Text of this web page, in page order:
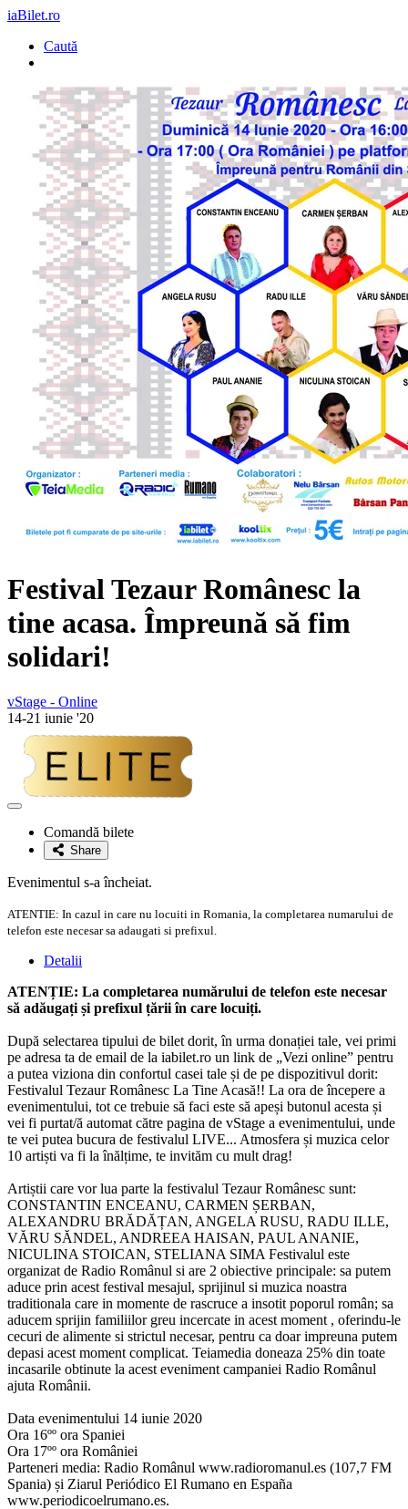
iaBilet.ro
Caută
Festival Tezaur Românesc la
tine acasa. Împreună să fim
solidari!
vStage - Online
14-21 iunie '20
Adaugă
favoriteComandă bilete
Share
Evenimentul s-a încheiat.
ATENTIE: In cazul in care nu locuiti in Romania, la completarea numarului de
telefon este necesar sa adaugati si prefixul.
Detalii
ATENȚIE: La completarea numărului de telefon este necesar
să adăugați și prefixul țării în care locuiți.
După selectarea tipului de bilet dorit, în urma donației tale, vei primi
pe adresa ta de email de la iabilet.ro un link de „Vezi online” pentru
a putea viziona din confortul casei tale și de pe dispozitivul dorit:
Festivalul Tezaur Românesc La Tine Acasă!! La ora de începere a
evenimentului, tot ce trebuie să faci este să apeși butonul acesta și
vei fi purtat/ă automat către pagina de vStage a evenimentului, unde
te vei putea bucura de festivalul LIVE... Atmosfera și muzica celor
10 artiști va fi la înălțime, te invităm cu mult drag!
Artiștii care vor lua parte la festivalul Tezaur Românesc sunt:
CONSTANTIN ENCEANU, CARMEN ȘERBAN,
ALEXANDRU BRĂDĂȚAN, ANGELA RUSU, RADU ILLE,
VĂRU SĂNDEL, ANDREEA HAISAN, PAUL ANANIE,
NICULINA STOICAN, STELIANA SIMA Festivalul este
organizat de Radio Românul si are 2 obiective principale: sa putem
aduce prin acest festival mesajul, sprijinul si muzica noastra
traditionala care in momente de rascruce a insotit poporul român; sa
aducem sprijin familiilor greu incercate in acest moment , oferindu-le
cecuri de alimente si strictul necesar, pentru ca doar impreuna putem
depasi acest moment complicat. Teiamedia doneaza 25% din toate
incasarile obtinute la acest eveniment campaniei Radio Românul
ajuta Românii.
Data evenimentului 14 iunie 2020
Ora 16ºº ora Spaniei
Ora 17ºº ora României
Parteneri media: Radio Românul www.radioromanul.es (107,7 FM
Spania) și Ziarul Periódico El Rumano en España
www.periodicoelrumano.es.